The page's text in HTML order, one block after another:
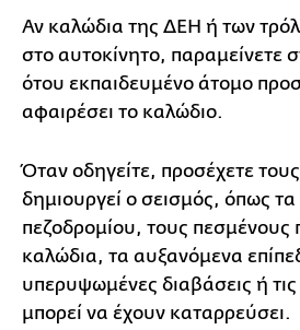
Αν καλώδια της ΔΕΗ ή των
στο αυτοκίνητο, παραμείνετε
ότου εκπαιδευμένο άτομο
αφαιρέσει το καλώδιο.
Όταν οδηγείτε, προσέχετε
δημιουργεί ο σεισμός, όπως
πεζοδρομίου, τους πεσμένους
καλώδια, τα αυξανόμενα
υπερυψωμένες διαβάσεις ή
μπορεί να έχουν καταρρεύσει.